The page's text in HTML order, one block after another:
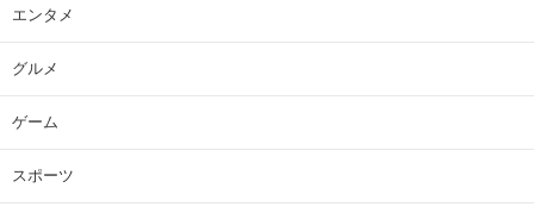
エンタメ
グルメ
ゲーム
スポーツ